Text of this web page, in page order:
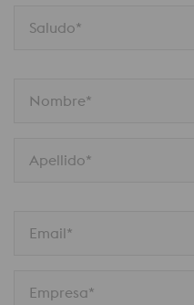
Saludo*
Nombre*
Apellido*
Email*
Empresa*